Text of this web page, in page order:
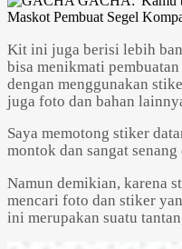
Kit ini juga berisi lebih
bisa menikmati
dengan menggunakan
juga foto dan bahan
Saya memotong stiker
montok dan sangat
Namun demikian, karena
mencari foto dan stiker
ini merupakan suatu